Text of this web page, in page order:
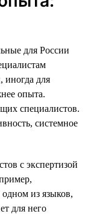
для России
иногда для
опыта.
специалистов.
системное
с экспертизой
одном из языков,
для него